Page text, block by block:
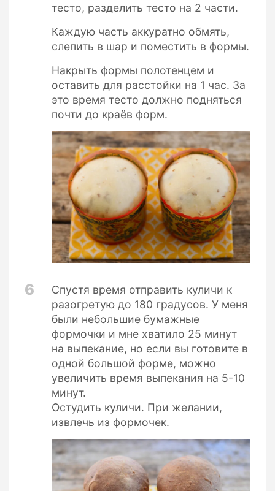
тесто, разделить тесто на 2 части.
Каждую часть аккуратно обмять,
слепить в шар и поместить в формы.
Накрыть формы полотенцем и
оставить для расстойки на 1 час. За
это время тесто должно подняться
почти до краёв форм.
6
Спустя время отправить куличи к
разогретую до 180 градусов. У меня
были небольшие бумажные
формочки и мне хватило 25 минут
на выпекание, но если вы готовите в
одной большой форме, можно
увеличить время выпекания на 5-10
минут.
Остудить куличи. При желании,
извлечь из формочек.